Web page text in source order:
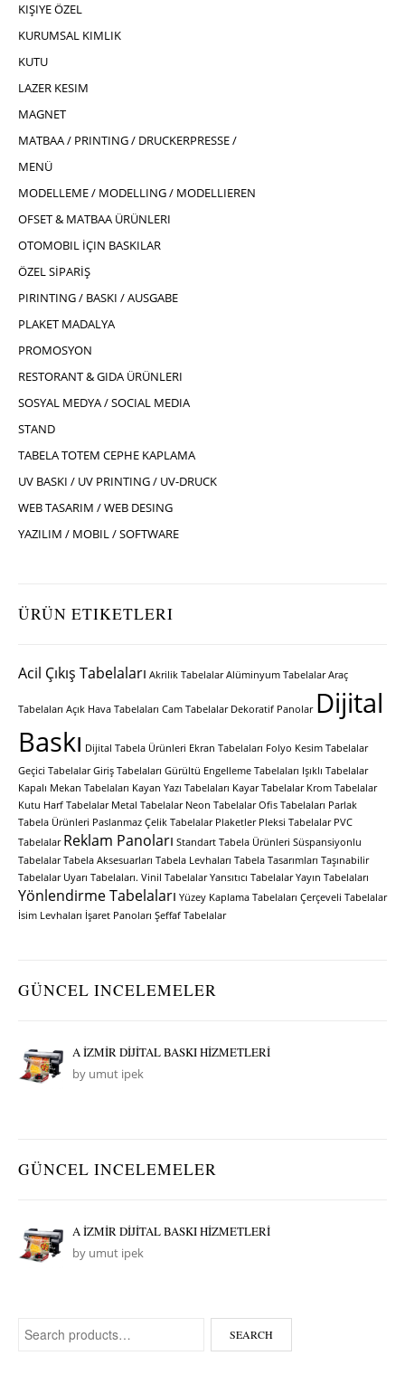
KIŞIYE ÖZEL
KURUMSAL KIMLIK
KUTU
LAZER KESIM
MAGNET
MATBAA / PRINTING / DRUCKERPRESSE /
MENÜ
MODELLEME / MODELLING / MODELLIEREN
OFSET & MATBAA ÜRÜNLERI
OTOMOBIL İÇIN BASKILAR
ÖZEL SİPARİŞ
PIRINTING / BASKI / AUSGABE
PLAKET MADALYA
PROMOSYON
RESTORANT & GIDA ÜRÜNLERI
SOSYAL MEDYA / SOCIAL MEDIA
STAND
TABELA TOTEM CEPHE KAPLAMA
UV BASKI / UV PRINTING / UV-DRUCK
WEB TASARIM / WEB DESING
YAZILIM / MOBIL / SOFTWARE
ÜRÜN ETIKETLERI
Acil Çıkış Tabelaları Akrilik Tabelalar Alüminyum Tabelalar Araç
Tabelaları Açık Hava Tabelaları Cam Tabelalar Dekoratif Panolar Dijital
Baskı Dijital Tabela Ürünleri Ekran Tabelaları Folyo Kesim Tabelalar
Geçici Tabelalar Giriş Tabelaları Gürültü Engelleme Tabelaları Işıklı Tabelalar
Kapalı Mekan Tabelaları Kayan Yazı Tabelaları Kayar Tabelalar Krom Tabelalar
Kutu Harf Tabelalar Metal Tabelalar Neon Tabelalar Ofis Tabelaları Parlak
Tabela Ürünleri Paslanmaz Çelik Tabelalar Plaketler Pleksi Tabelalar PVC
Tabelalar Reklam Panoları Standart Tabela Ürünleri Süspansiyonlu
Tabelalar Tabela Aksesuarları Tabela Levhaları Tabela Tasarımları Taşınabilir
Tabelalar Uyarı Tabelaları. Vinil Tabelalar Yansıtıcı Tabelalar Yayın Tabelaları
Yönlendirme Tabelaları Yüzey Kaplama Tabelaları Çerçeveli Tabelalar
İsim Levhaları İşaret Panoları Şeffaf Tabelalar
GÜNCEL INCELEMELER
A İZMİR DİJİTAL BASKI HİZMETLERİ
by umut ipek
GÜNCEL INCELEMELER
A İZMİR DİJİTAL BASKI HİZMETLERİ
by umut ipek
Search for: SEARCH